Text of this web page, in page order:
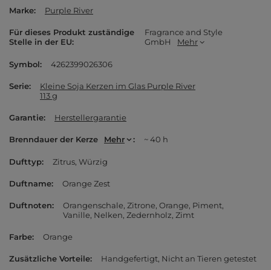
Marke Purple River
Für dieses Produkt zuständige
Stelle in der EU
Fragrance and Style
GmbH
Mehr
Symbol 4262399026306
Serie
Kleine Soja Kerzen im Glas Purple River
113 g
Garantie Herstellergarantie
Brenndauer der Kerze Mehr ~ 40 h
Dufttyp Zitrus Würzig
Duftname Orange Zest
Duftnoten Orangenschale Zitrone Orange Piment
Vanille Nelken Zedernholz Zimt
Farbe Orange
Zusätzliche Vorteile Handgefertigt Nicht an Tieren getestet